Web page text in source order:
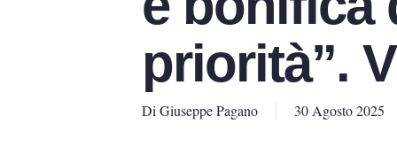
priorità”.
Di Giuseppe Pagano 30 Agosto 2025